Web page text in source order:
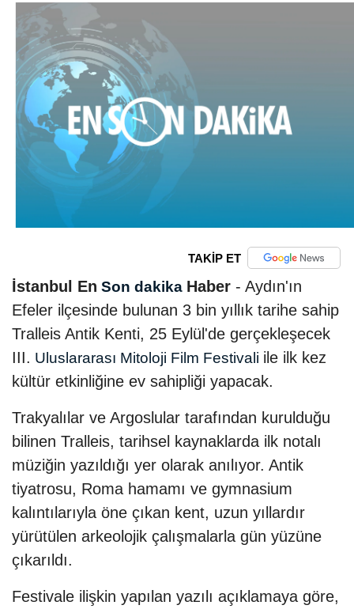
TAKİP ET
İstanbul En Son dakika Haber - Aydın'ın
Efeler ilçesinde bulunan 3 bin yıllık tarihe sahip
Tralleis Antik Kenti, 25 Eylül'de gerçekleşecek
III. Uluslararası Mitoloji Film Festivali ile ilk kez
kültür etkinliğine ev sahipliği yapacak.
Trakyalılar ve Argoslular tarafından kurulduğu
bilinen Tralleis, tarihsel kaynaklarda ilk notalı
müziğin yazıldığı yer olarak anılıyor. Antik
tiyatrosu, Roma hamamı ve gymnasium
kalıntılarıyla öne çıkan kent, uzun yıllardır
yürütülen arkeolojik çalışmalarla gün yüzüne
çıkarıldı.
Festivale ilişkin yapılan yazılı açıklamaya göre,